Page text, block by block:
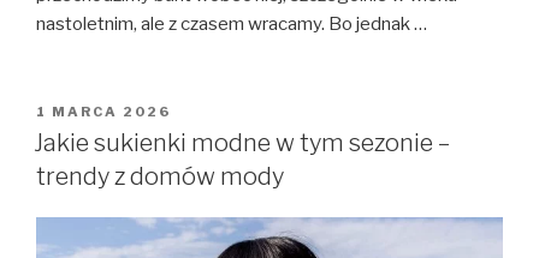
nastoletnim, ale z czasem wracamy. Bo jednak …
OPUBLIKOWANE
W
1 MARCA 2026
Jakie sukienki modne w tym sezonie –
trendy z domów mody